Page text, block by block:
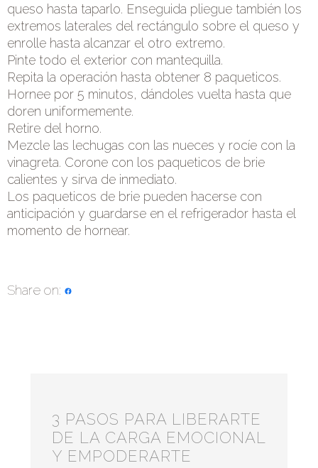
queso hasta taparlo. Enseguida pliegue también los
extremos laterales del rectángulo sobre el queso y
enrolle hasta alcanzar el otro extremo.
Pinte todo el exterior con mantequilla.
Repita la operación hasta obtener 8 paqueticos.
Hornee por 5 minutos, dándoles vuelta hasta que
doren uniformemente.
Retire del horno.
Mezcle las lechugas con las nueces y rocíe con la
vinagreta. Corone con los paqueticos de brie
calientes y sirva de inmediato.
Los paqueticos de brie pueden hacerse con
anticipación y guardarse en el refrigerador hasta el
momento de hornear.
Share on:
3 PASOS PARA LIBERARTE
DE LA CARGA EMOCIONAL
Y EMPODERARTE